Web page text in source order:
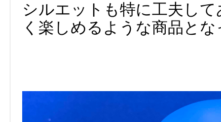
シルエットも特に工夫し
く楽しめるような商品と